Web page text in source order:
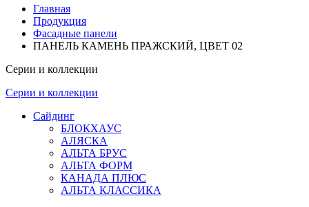
Главная
Продукция
Фасадные панели
ПАНЕЛЬ КАМЕНЬ ПРАЖСКИЙ, ЦВЕТ 02
Серии и коллекции
Серии и коллекции
Сайдинг
БЛОКХАУС
АЛЯСКА
АЛЬТА БРУС
АЛЬТА ФОРМ
КАНАДА ПЛЮС
АЛЬТА КЛАССИКА